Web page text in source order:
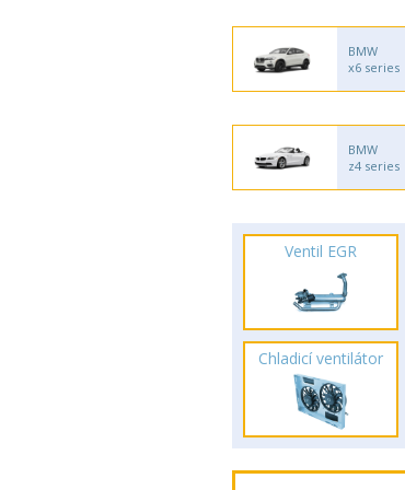
BMW
x6 series
BMW
z4 series
Ventil EGR
Chladicí ventilátor